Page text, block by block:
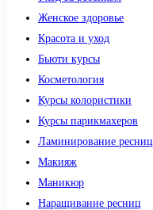
Женское здоровье
Красота и уход
Бьюти курсы
Косметология
Курсы колористики
Курсы парикмахеров
Ламинирование ресниц
Макияж
Маникюр
Наращивание ресниц